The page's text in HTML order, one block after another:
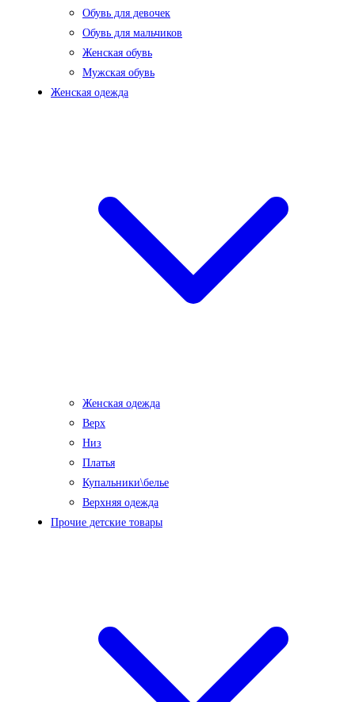
Обувь для девочек
Обувь для мальчиков
Женская обувь
Мужская обувь
Женская одежда
Женская одежда
Верх
Низ
Платья
Купальники\белье
Верхняя одежда
Прочие детские товары